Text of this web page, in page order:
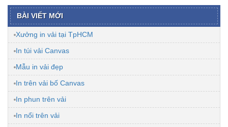
BÀI VIẾT MỚI
Xưởng in vải tại TpHCM
In túi vải Canvas
Mẫu in vải đẹp
In trên vải bố Canvas
In phun trên vải
In nổi trên vải